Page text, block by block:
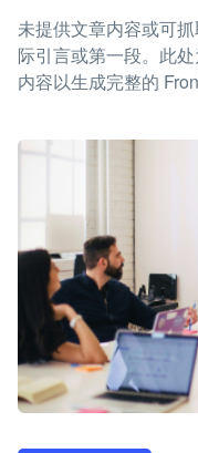
未提供文章内容或可
际引言或第一段。此
内容以生成完整的